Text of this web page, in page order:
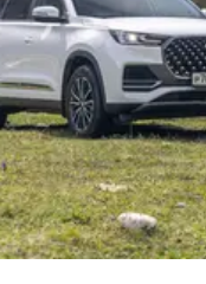
CHERY И СПОРТ
НАШИ МЕРОПРИЯТИЯ
ВИДЕООБЗОРЫ
CHERY ДЛЯ ДЕТЕЙ